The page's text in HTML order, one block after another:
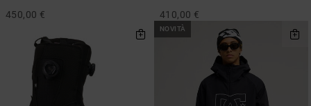
450,00 € 410,00 €
NOVITÀ